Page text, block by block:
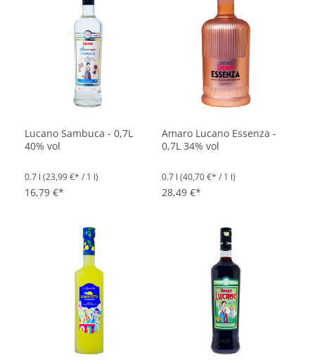
Lucano Sambuca - 0,7L
40% vol
0.7 l (23,99 €* / 1 l)
16,79 €*
Amaro Lucano Essenza -
0,7L 34% vol
0.7 l (40,70 €* / 1 l)
28,49 €*